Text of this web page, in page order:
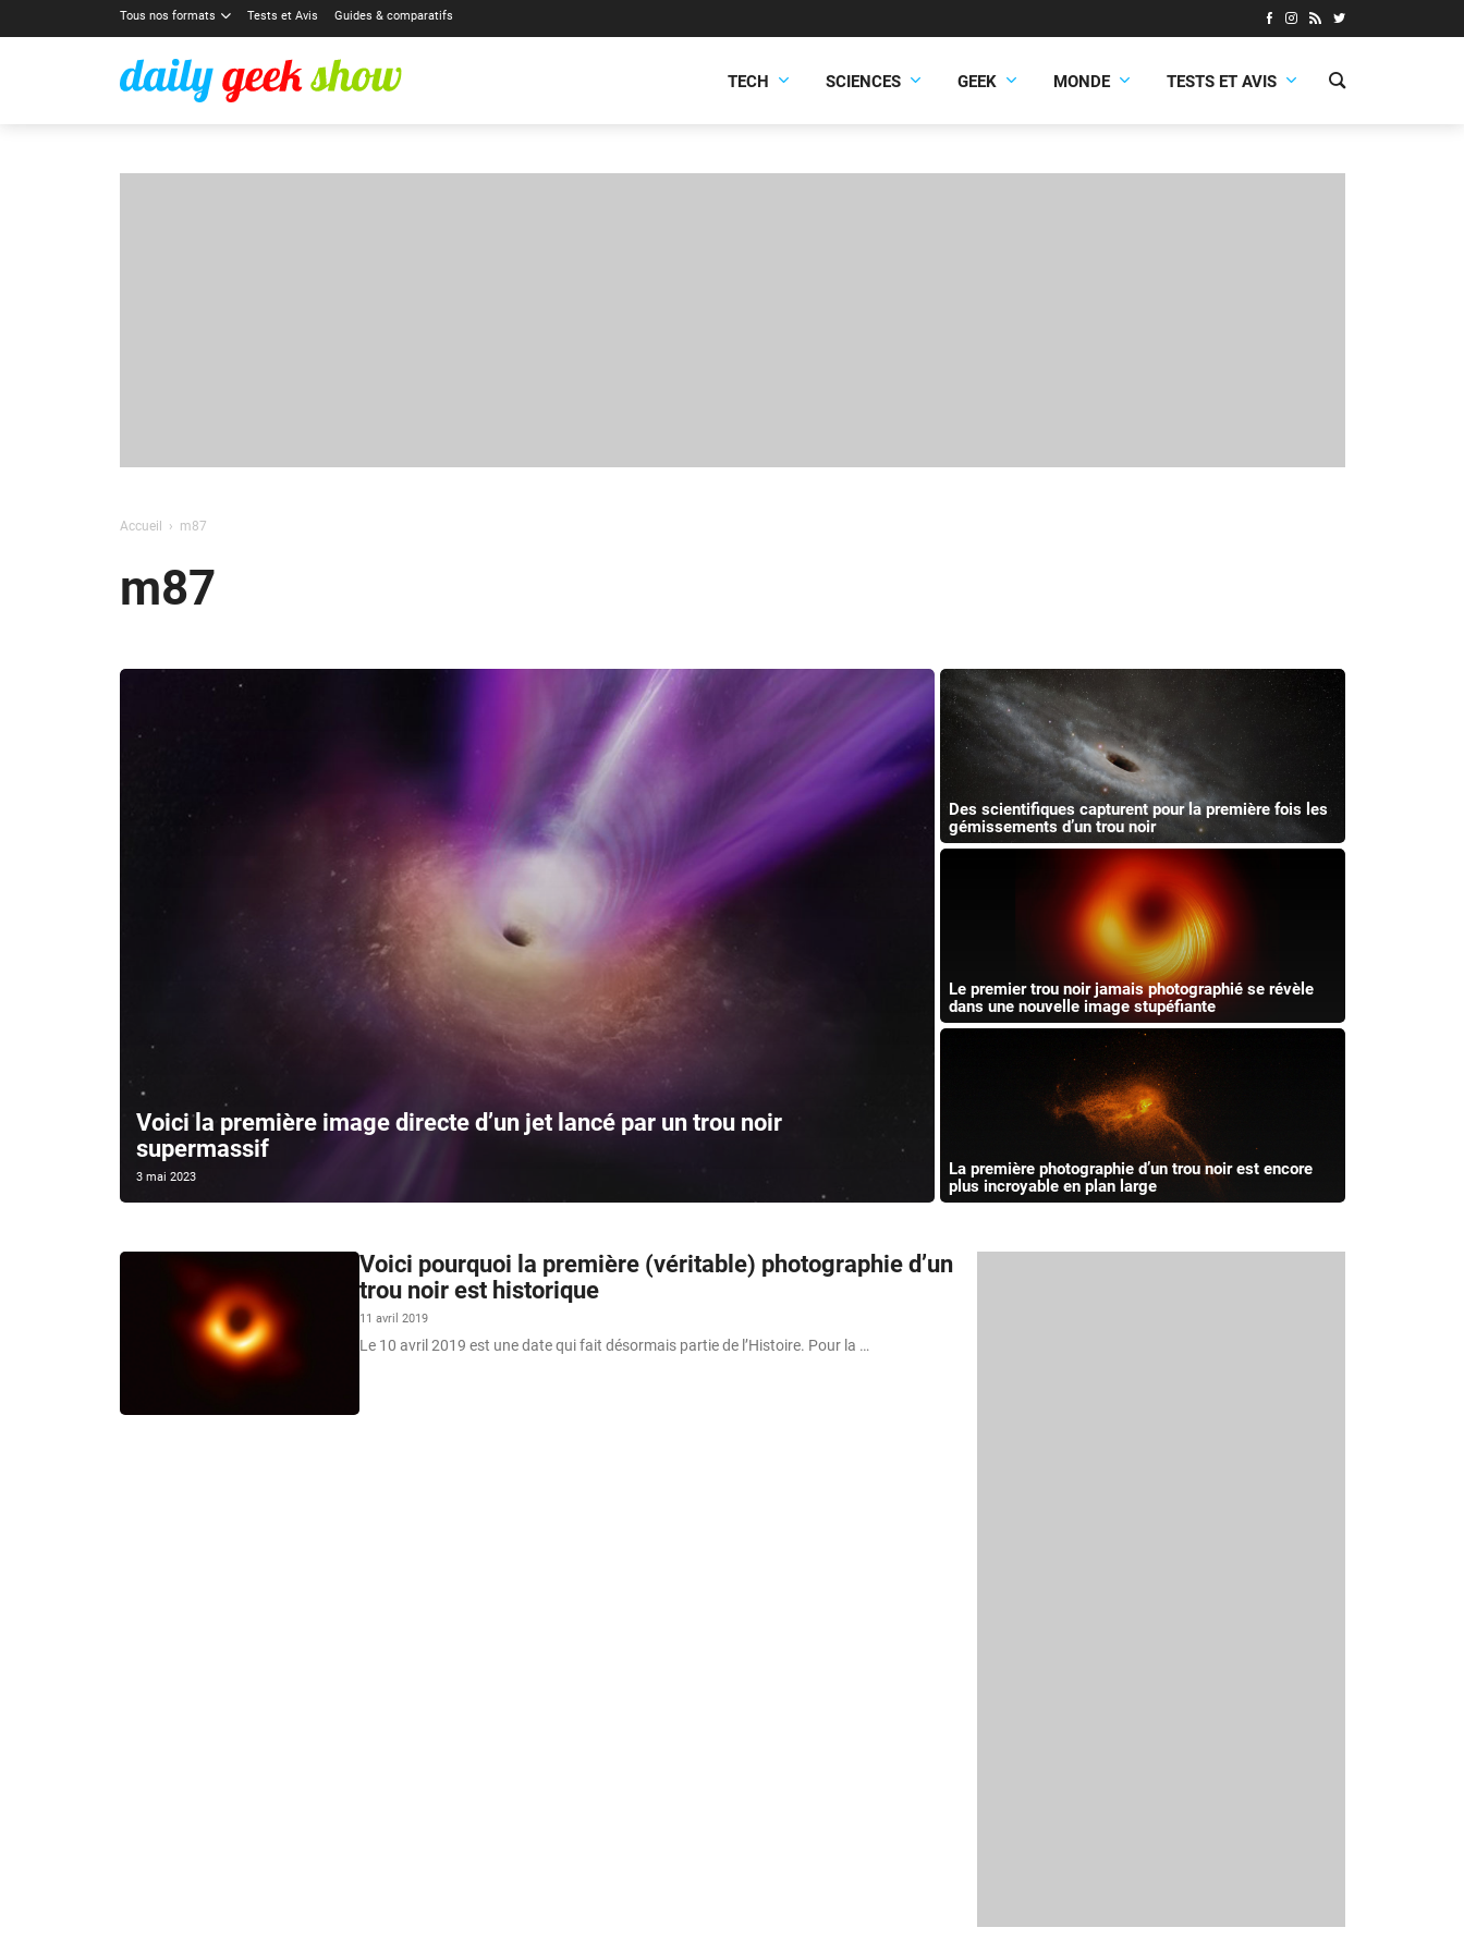
Tous nos formats Tests et Avis Guides & comparatifs
TECH SCIENCES GEEK MONDE TESTS ET AVIS
Accueil m87
m87
Voici la première image directe d’un jet lancé par un trou noir
supermassif
3 mai 2023
Des scientifiques capturent pour la première fois les
gémissements d’un trou noir
Le premier trou noir jamais photographié se révèle
dans une nouvelle image stupéfiante
La première photographie d’un trou noir est encore
plus incroyable en plan large
Voici pourquoi la première (véritable) photographie d’un
trou noir est historique
11 avril 2019
Le 10 avril 2019 est une date qui fait désormais partie de l’Histoire. Pour la …